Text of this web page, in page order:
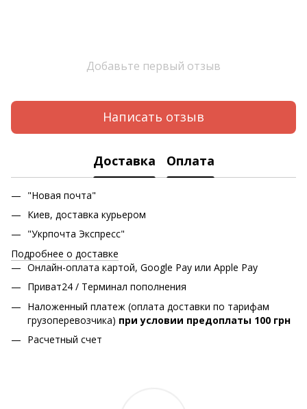
Добавьте первый отзыв
Написать отзыв
Доставка Оплата
"Новая почта"
Киев, доставка курьером
"Укрпочта Экспресс"
Подробнее о доставке
Онлайн-оплата картой, Google Pay или Apple Pay
Приват24 / Терминал пополнения
Наложенный платеж (оплата доставки по тарифам
грузоперевозчика) при условии предоплаты 100 грн
Расчетный счет